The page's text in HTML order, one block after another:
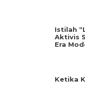
Istilah
Aktivis
Era
Ketika